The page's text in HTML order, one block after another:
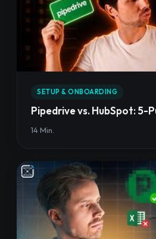
SETUP & ONBOARDING
Pipedrive vs. HubSpot: 5-
14 Min.